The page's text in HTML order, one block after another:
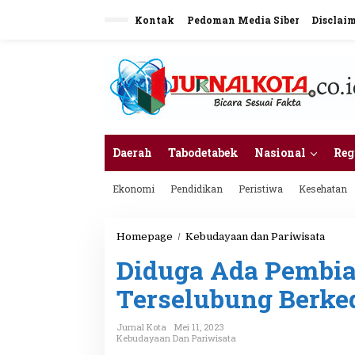
Kontak Pedoman Media Siber
Daerah Tabodetabek Nasional
Ekonomi Pendidikan Peristiwa Kesehatan
Homepage / Kebudayaan dan Pariwisata
d
u
g
a
Diduga Ada
Terselubung
Jurnal Kota
Mei 11, 2023
Kebudayaan Dan Pariwisata